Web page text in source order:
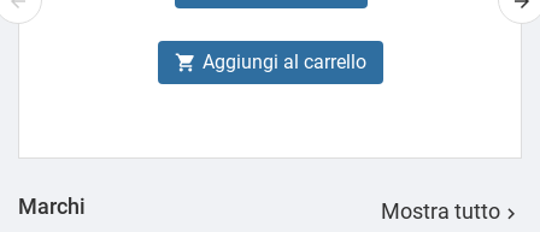
 Aggiungi al carrello
Marchi Mostra tutto 